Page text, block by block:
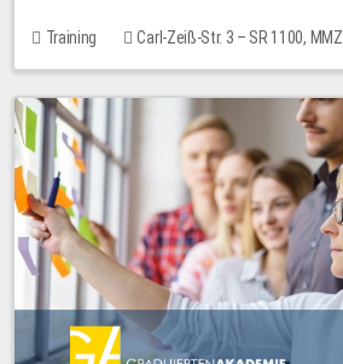
Training Carl-Zeiß-Str. 3 – SR 1100, MMZ